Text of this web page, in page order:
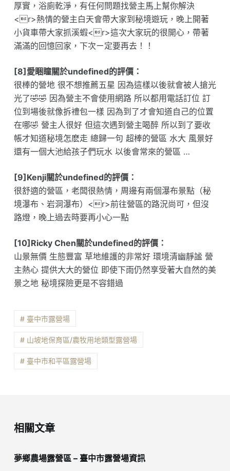
厚實，浴廁乾淨，有任何問題找營主馬上幫你解決
<r>熱情的營主白天會帶大家到秘境遊玩，晚上開著
小貨車帶大家抓溪蝦<r>這次大家玩的很開心，帶著
滿滿的回憶回家，下次ㄧ定要再去！！
[8]愛睏瞳關於undefined的評價：
很棒的營地 很不想推薦五星 因為這樣以後就會被人搶光
光了🤣🤣 因為營主不會使用網路 所以都用電話訂位 訂
位到場後就像拆禮包一樣 因為到了才會知道自己的位置
在哪🤣 營主人很好 但這次遇到營主喝醉 所以到了要收
帳才知道秘境怎麽走 總歸一句 超棒的營區 水大 風景好
還有一個大池給孩子們玩水 以後會常來的營區 …
[9]Kenji關於undefined的評價：
很舒適的營區，老闆很熱情，周邊有兩個瀑布景點（秘
境瀑布、岩洞瀑布）<r>前往營區的路況尚可，但沒
路燈，晚上過去時要再小心一點
[10]Ricky Chen關於undefined的評價：
山景無價 生態豐富 草地維護的非常好 環境清幽靜謐 營
主熱心 提供大大的營位 即使下雨仍然享受著大自然的美
景之地 秘境探險更是不容錯過
# 臺中市露營場
# 山坡地保育區/農牧用地類型露營場
# 臺中市和平區露營場
相關文章
夢鄉農場露營區 – 臺中市露營場資訊